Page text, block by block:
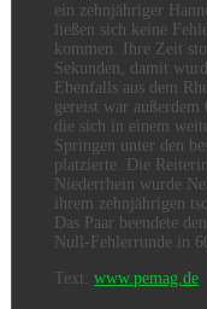
ein zehnjähriger
ließen sich keine
kommen. Ihre Zeit
Sekunden, damit
Ebenfalls aus dem
gereist war außerdem
die sich in einem
Springen unter den
platzierte. Die
Niederrhein wurde
ihrem zehnjährigen
Das Paar beendete
Null-Fehlerrunde in
Text:www.pemag.de